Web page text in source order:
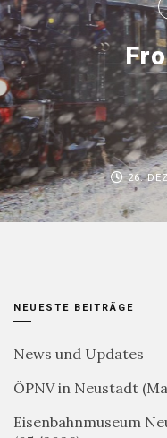
26.
NEUESTE BEITRÄGE
News und Updates
ÖPNV in Neustadt
Eisenbahnmuseum